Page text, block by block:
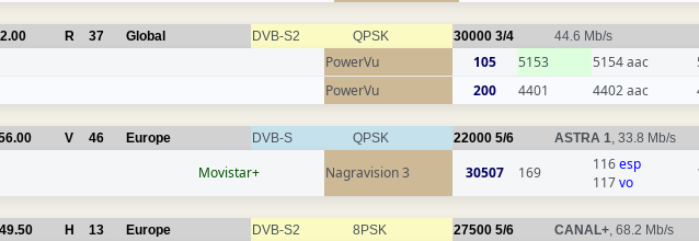
R 37 Global DVB-S2 QPSK 30000 3/4 44.6 Mb/s
PowerVu 105 5153 5154 aac
PowerVu 200 4401 4402 aac
V 46 Europe DVB-S QPSK 22000 5/6 ASTRA 1, 33.8 Mb/s
Movistar+ Nagravision 3 30507 169 116esp
117vo
H 13 Europe DVB-S2 8PSK 27500 5/6 CANAL+, 68.2 Mb/s